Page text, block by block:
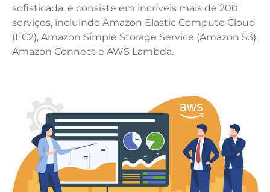
sofisticada, e consiste em incríveis mais de 200
serviços, incluindo Amazon Elastic Compute Cloud
(EC2), Amazon Simple Storage Service (Amazon S3),
Amazon Connect e AWS Lambda.